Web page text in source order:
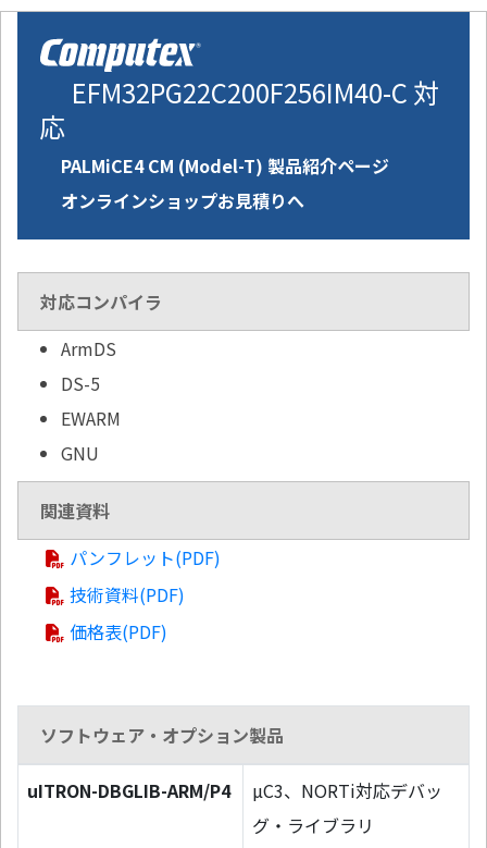
EFM32PG22C200F256IM40-C 対
応
PALMiCE4 CM (Model-T) 製品紹介ページ
オンラインショップお見積りへ
対応コンパイラ
ArmDS
DS-5
EWARM
GNU
関連資料
パンフレット(PDF)
技術資料(PDF)
価格表(PDF)
ソフトウェア・オプション製品
uITRON-DBGLIB-ARM/P4
µC3、NORTi対応デバッ
グ・ライブラリ